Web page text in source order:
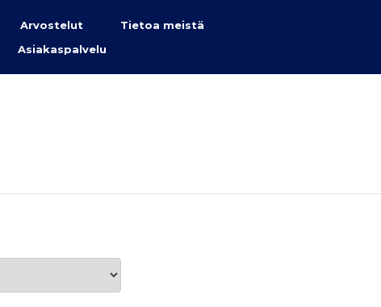
Arvostelut
Tietoa meistä
Asiakaspalvelu